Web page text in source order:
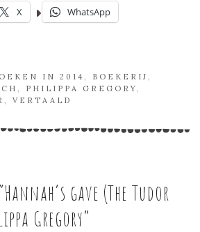
X WhatsApp
IN 2014 BOEKERIJ
PHILIPPA GREGORY
VERTAALD
Hannah’s gave (The Tudor
Gregory”